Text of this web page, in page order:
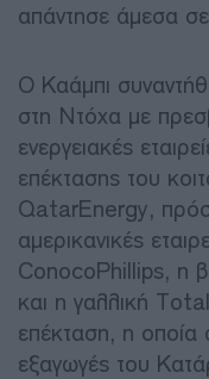
απάντησε άμεσα
Ο Καάμπι
στη Ντόχα με
ενεργειακές
επέκτασης του
QatarEnergy,
αμερικανικές
ConocoPhillips, η
και η γαλλική
επέκταση, η οποία
εξαγωγές του